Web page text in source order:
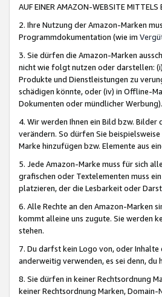
AUF EINER AMAZON-WEBSITE MITTELS
2. Ihre Nutzung der Amazon-Marken
Programmdokumentation (wie im
3. Sie dürfen die Amazon-Marken
nicht wie folgt nutzen oder darstellen:
Produkte und Dienstleistungen zu
schädigen könnte, oder (iv) in Offline-
Dokumenten oder mündlicher Werbung).
4. Wir werden Ihnen ein Bild bzw.
verändern. So dürfen Sie
Marke hinzufügen bzw. Elemente aus
5. Jede Amazon-Marke muss für sich
grafischen oder Textelementen muss
platzieren, der die Lesbarkeit oder
6. Alle Rechte an den Amazon-Marken
kommt alleine uns zugute. Sie werden
stehen.
7. Du darfst kein Logo von, oder
anderweitig verwenden, es sei denn,
8. Sie dürfen in keiner Rechtsordnung
keiner Rechtsordnung Marken,